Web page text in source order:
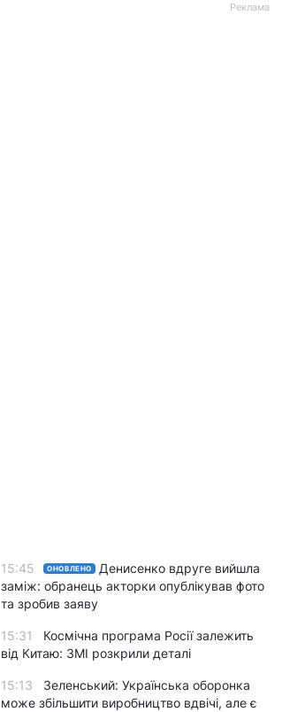
Реклама
15:45 ОНОВЛЕНО
Денисенко вдруге вийшла
заміж: обранець акторки опублікував фото
та зробив заяву
15:31
Космічна програма Росії залежить
від Китаю: ЗМІ розкрили деталі
15:13
Зеленський: Українська оборонка
може збільшити виробництво вдвічі, але є